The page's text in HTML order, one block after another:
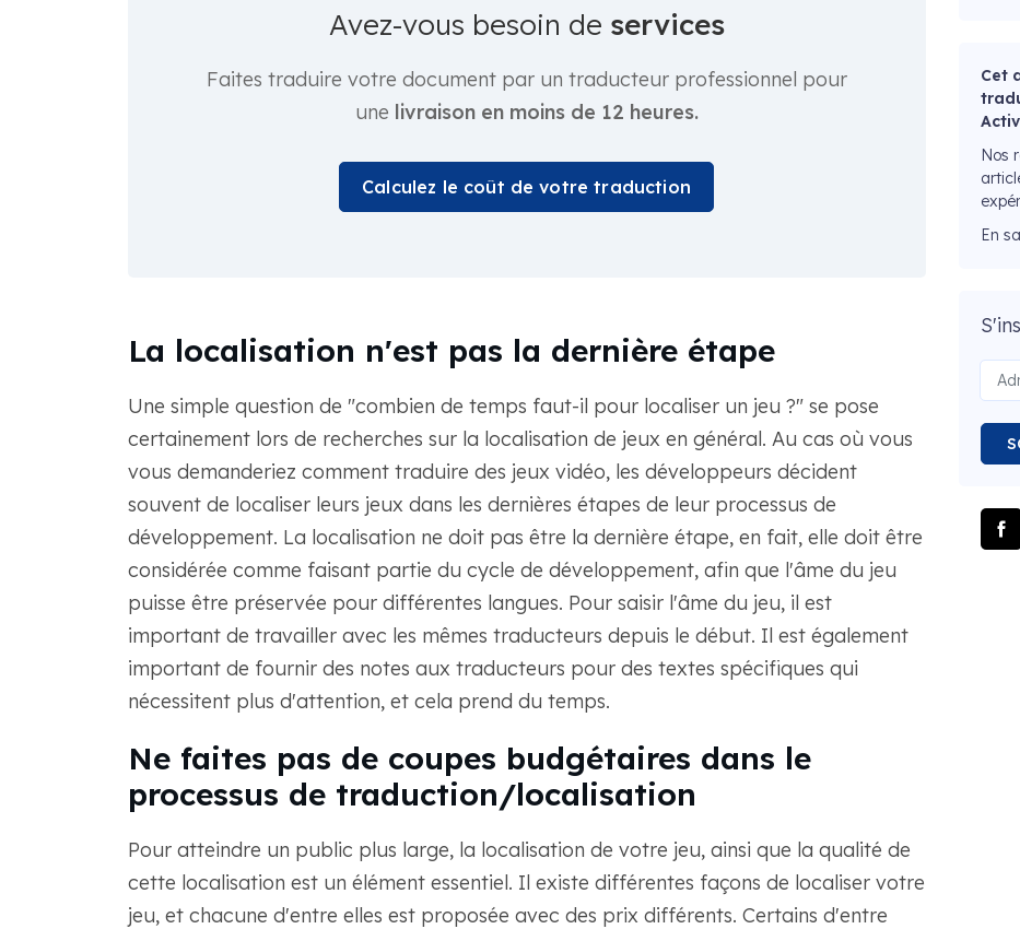
Avez-vous besoin de services
Faites traduire votre document par un traducteur professionnel pour
une livraison en moins de 12 heures.
Calculez le coût de votre traduction
La localisation n'est pas la dernière étape
Une simple question de "combien de temps faut-il pour localiser un jeu ?" se pose
certainement lors de recherches sur la localisation de jeux en général. Au cas où vous
vous demanderiez comment traduire des jeux vidéo, les développeurs décident
souvent de localiser leurs jeux dans les dernières étapes de leur processus de
développement. La localisation ne doit pas être la dernière étape, en fait, elle doit être
considérée comme faisant partie du cycle de développement, afin que l'âme du jeu
puisse être préservée pour différentes langues. Pour saisir l'âme du jeu, il est
important de travailler avec les mêmes traducteurs depuis le début. Il est également
important de fournir des notes aux traducteurs pour des textes spécifiques qui
nécessitent plus d'attention, et cela prend du temps.
Ne faites pas de coupes budgétaires dans le
processus de traduction/localisation
Pour atteindre un public plus large, la localisation de votre jeu, ainsi que la qualité de
cette localisation est un élément essentiel. Il existe différentes façons de localiser votre
jeu, et chacune d'entre elles est proposée avec des prix différents. Certains d'entre
Cet
Nos
En